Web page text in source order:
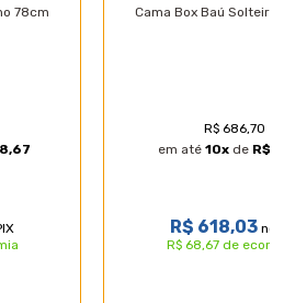
78cm Cama Box Baú
R$ 686,70
em até10x de R$
R$ 618,03 no
R$ 68,67 de